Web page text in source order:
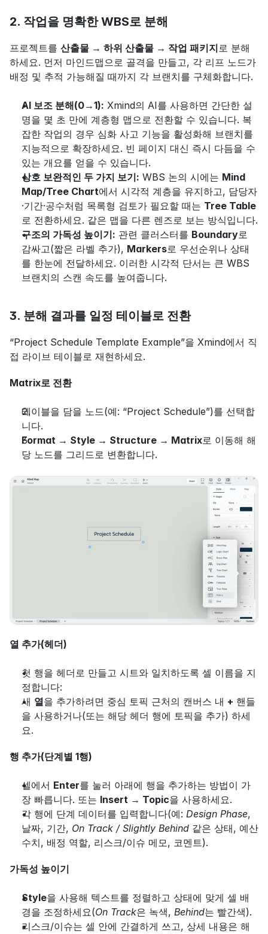
2. 작업을 명확한 WBS로 분해
프로젝트를 산출물 → 하위 산출물 → 작업 패키지로 분해
하세요. 먼저 마인드맵으로 골격을 만들고, 각 리프 노드가
배정 및 추적 가능해질 때까지 각 브랜치를 구체화합니다.
AI 보조 분해(0→1): Xmind의 AI를 사용하면 간단한 설
명을 몇 초 만에 계층형 맵으로 전환할 수 있습니다. 복
잡한 작업의 경우 심화 사고 기능을 활성화해 브랜치를
지능적으로 확장하세요. 빈 페이지 대신 즉시 다듬을 수
있는 개요를 얻을 수 있습니다.
상호 보완적인 두 가지 보기: WBS 논의 시에는 Mind
Map/Tree Chart에서 시각적 계층을 유지하고, 담당자
·기간·공수처럼 목록형 검토가 필요할 때는 Tree Table
로 전환하세요. 같은 맵을 다른 렌즈로 보는 방식입니다.
구조의 가독성 높이기: 관련 클러스터를 Boundary로
감싸고(짧은 라벨 추가), Markers로 우선순위나 상태
를 한눈에 전달하세요. 이러한 시각적 단서는 큰 WBS
브랜치의 스캔 속도를 높여줍니다.
3. 분해 결과를 일정 테이블로 전환
“Project Schedule Template Example”을 Xmind에서 직
접 라이브 테이블로 재현하세요.
Matrix로 전환
테이블을 담을 노드(예: “Project Schedule”)를 선택합
니다.
Format → Style → Structure → Matrix로 이동해 해
당 노드를 그리드로 변환합니다.
열 추가(헤더)
첫 행을 헤더로 만들고 시트와 일치하도록 셀 이름을 지
정합니다:
새 열을 추가하려면 중심 토픽 근처의 캔버스 내 + 핸들
을 사용하거나(또는 해당 헤더 행에 토픽을 추가) 하세
요.
행 추가(단계별 1행)
셀에서 Enter를 눌러 아래에 행을 추가하는 방법이 가
장 빠릅니다. 또는 Insert → Topic을 사용하세요.
각 행에 단계 데이터를 입력합니다(예: Design Phase,
날짜, 기간, On Track / Slightly Behind 같은 상태, 예산
수치, 배정 역할, 리스크/이슈 메모, 코멘트).
가독성 높이기
Style을 사용해 텍스트를 정렬하고 상태에 맞게 셀 배
경을 조정하세요(On Track은 녹색, Behind는 빨간색).
리스크/이슈는 셀 안에 간결하게 쓰고, 상세 내용은 해